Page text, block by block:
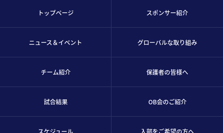
トップページ
ニュース＆イベント
チーム紹介
試合結果
スケジュール
スポンサー紹介
グローバルな取り組み
保護者の皆様へ
OB会のご紹介
入部をご希望の方へ